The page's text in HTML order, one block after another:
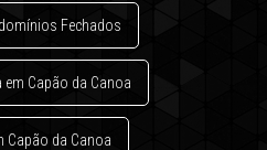
Fechados
em Capão da Canoa
Capão da Canoa